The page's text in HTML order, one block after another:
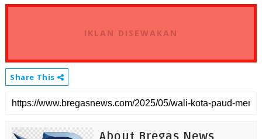
IKLAN DISEWAKAN
Share This